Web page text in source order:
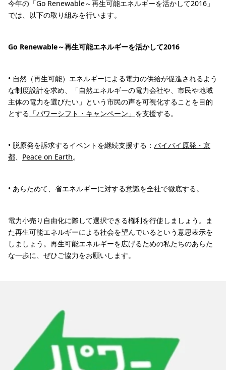
今年の「Go Renewable～再生可能エネルギーを活かして2016」
では、以下の取り組みを行います。
Go Renewable～再生可能エネルギーを活かして2016
• 自然（再生可能）エネルギーによる電力の供給が促進されるよう
な制度設計を求め、「自然エネルギーの電力会社や、市民や地域
主体の電力を選びたい」という市民の声を可視化することを目的
とする 「パワーシフト・キャンペーン」 を支援する。
• 脱原発を訴求するイベントを継続支援する： バイバイ原発・京
都、 Peace on Earth。
• あらためて、省エネルギーに対する意識を全社で徹底する。
電力小売り自由化に際して選択できる権利を行使しましょう。ま
た再生可能エネルギーによる社会を望んでいるという意思表示を
しましょう。再生可能エネルギーを広げるための私たちのあらた
な一歩に、ぜひご協力をお願いします。